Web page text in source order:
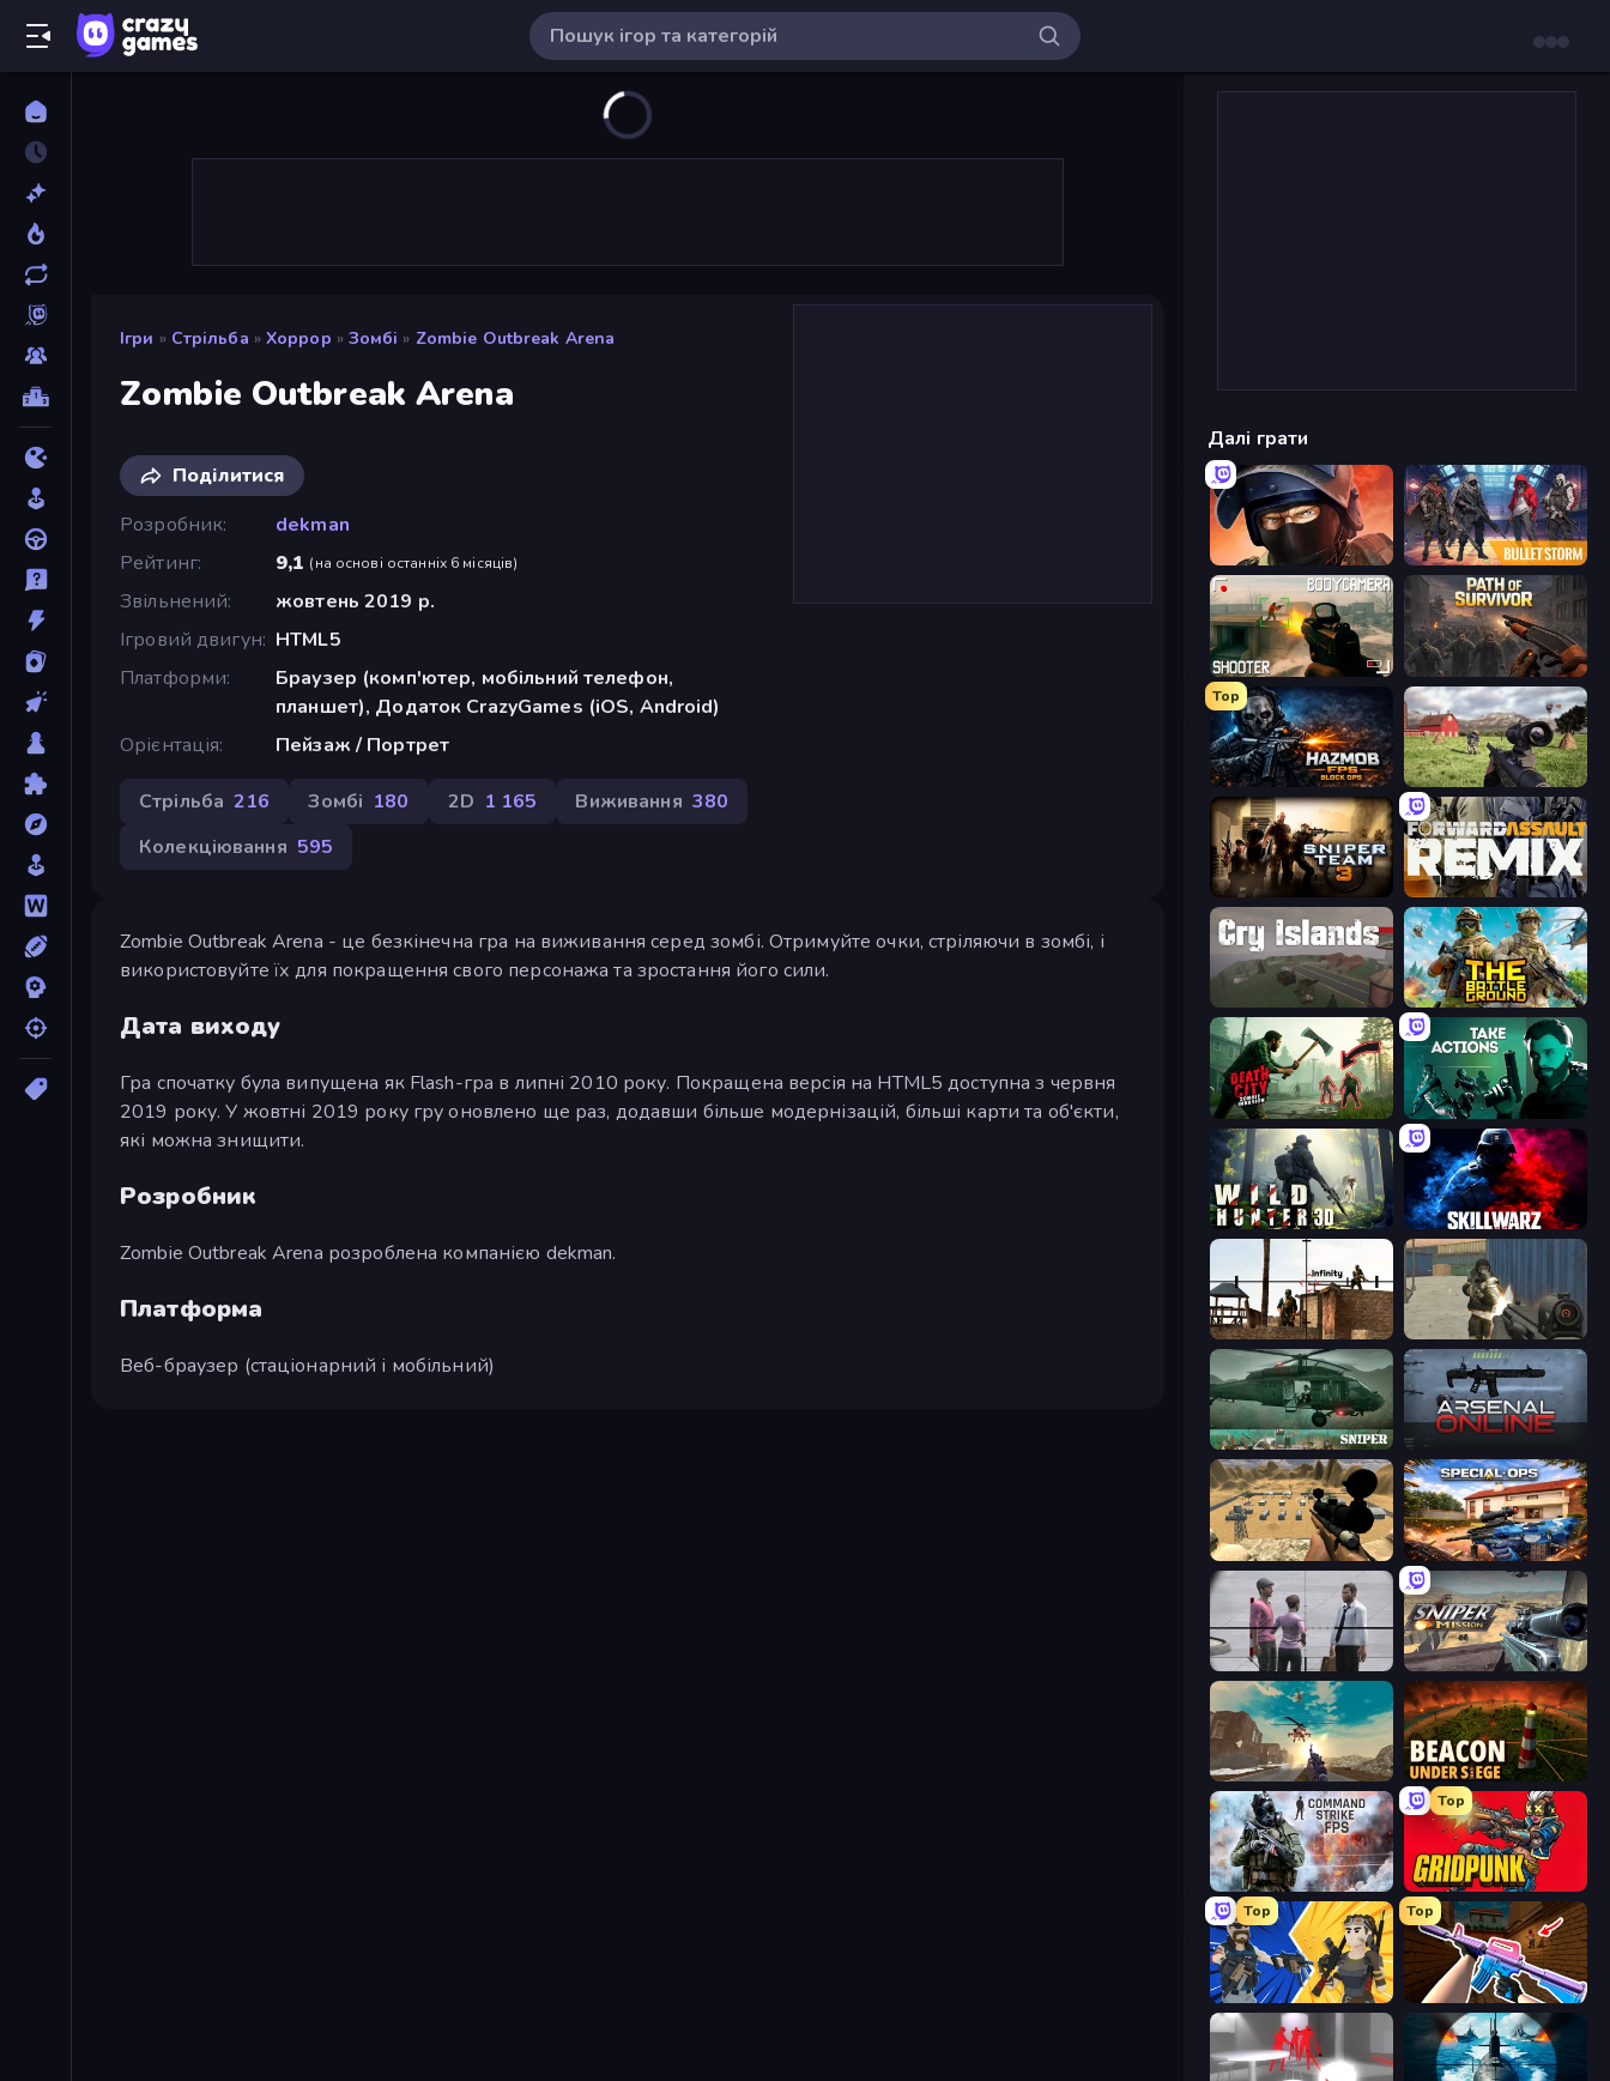
Ігри » Стрільба » Хоррор » Зомбі » Zombie Outbreak Arena
Zombie Outbreak Arena
Поділитися
Розробник
dekman
Рейтинг
9,1 (на основі останніх 6 місяців)
Звільнений
жовтень 2019 р.
Ігровий двигун HTML5
Платформи
Браузер (комп'ютер, мобільний телефон,
планшет), Додаток CrazyGames (iOS, Android)
Орієнтація
Пейзаж / Портрет
Стрільба 216 Зомбі 180 2D 1 165 Виживання 380
Колекціювання 595
Zombie Outbreak Arena - це безкінечна гра на виживання серед зомбі. Отримуйте очки, стріляючи в зомбі, і
використовуйте їх для покращення свого персонажа та зростання його сили.
Дата виходу
Гра спочатку була випущена як Flash-гра в липні 2010 року. Покращена версія на HTML5 доступна з червня
2019 року. У жовтні 2019 року гру оновлено ще раз, додавши більше модернізацій, більші карти та об'єкти,
які можна знищити.
Розробник
Zombie Outbreak Arena розроблена компанією dekman.
Платформа
Веб-браузер (стаціонарний і мобільний)
Далі грати
Bullet Force Bulletstorm
BodyCamera Shooter Path of Survivor
Top
Hazmob FPS: Online Shooter Dead Zed
Sniper Team 3 Forward Assault Remix
The Battleground
Death City Zombie Invasion Take Actions
Wild Hunter 3D SkillWarz
Lethal Sniper 3D: Army Soldier Masked Forces
SNIPER Arsenal Online
Ghost Sniper Special Ops: GO
Sniper Mission
Grandfather Road Chase: Shooter Beacon Under Siege
Command Strike FPS
Top
Top
BuildNow GG
Top
KS Z